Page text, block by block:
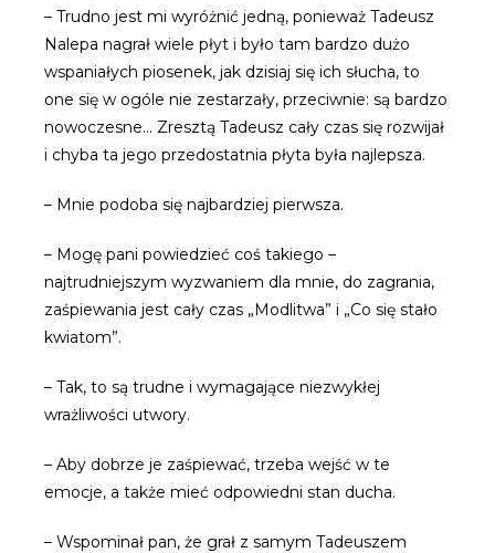
– Trudno jest mi wyróżnić jedną, ponieważ Tadeusz
Nalepa nagrał wiele płyt i było tam bardzo dużo
wspaniałych piosenek, jak dzisiaj się ich słucha, to
one się w ogóle nie zestarzały, przeciwnie: są bardzo
nowoczesne… Zresztą Tadeusz cały czas się rozwijał
i chyba ta jego przedostatnia płyta była najlepsza.
– Mnie podoba się najbardziej pierwsza.
– Mogę pani powiedzieć coś takiego –
najtrudniejszym wyzwaniem dla mnie, do zagrania,
zaśpiewania jest cały czas „Modlitwa” i „Co się stało
kwiatom”.
– Tak, to są trudne i wymagające niezwykłej
wrażliwości utwory.
– Aby dobrze je zaśpiewać, trzeba wejść w te
emocje, a także mieć odpowiedni stan ducha.
– Wspominał pan, że grał z samym Tadeuszem